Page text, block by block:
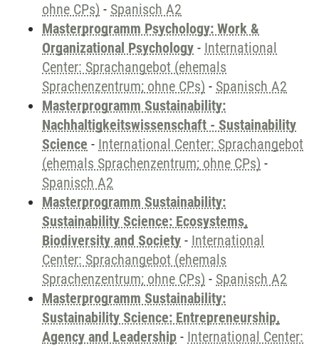
ohne CPs) - Spanisch A2
Masterprogramm Psychology: Work &
Organizational Psychology - International
Center: Sprachangebot (ehemals
Sprachenzentrum; ohne CPs) - Spanisch A2
Masterprogramm Sustainability:
Nachhaltigkeitswissenschaft - Sustainability
Science - International Center: Sprachangebot
(ehemals Sprachenzentrum; ohne CPs) -
Spanisch A2
Masterprogramm Sustainability:
Sustainability Science: Ecosystems,
Biodiversity and Society - International
Center: Sprachangebot (ehemals
Sprachenzentrum; ohne CPs) - Spanisch A2
Masterprogramm Sustainability:
Sustainability Science: Entrepreneurship,
Agency and Leadership - International Center: